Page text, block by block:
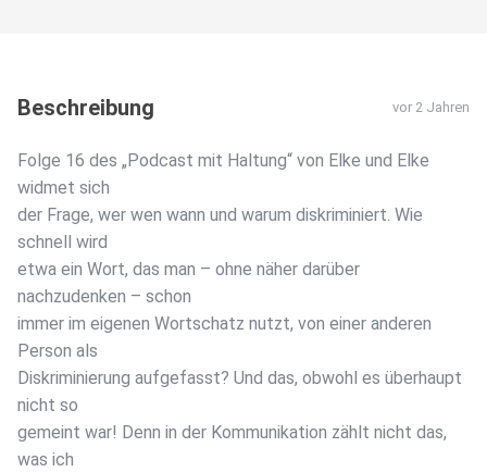
Beschreibung vor 2 Jahren
Folge 16 des „Podcast mit Haltung“ von Elke und Elke
widmet sich
der Frage, wer wen wann und warum diskriminiert. Wie
schnell wird
etwa ein Wort, das man – ohne näher darüber
nachzudenken – schon
immer im eigenen Wortschatz nutzt, von einer anderen
Person als
Diskriminierung aufgefasst? Und das, obwohl es überhaupt
nicht so
gemeint war! Denn in der Kommunikation zählt nicht das,
was ich